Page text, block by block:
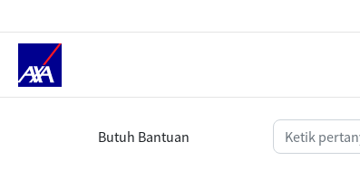
Berapa kali pemeriksaan
Butuh Bantuan